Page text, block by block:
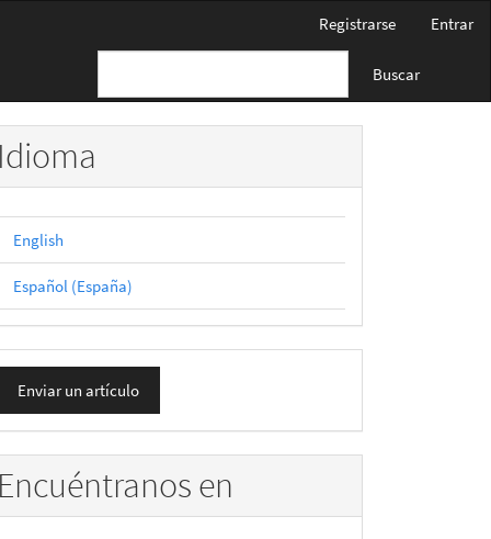
Registrarse Entrar
Buscar
Idioma
English
Español (España)
Enviar un artículo
Encuéntranos en